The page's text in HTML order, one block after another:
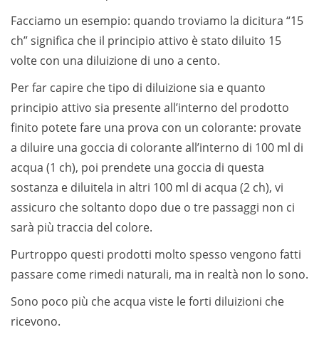
Facciamo un esempio: quando troviamo la dicitura “15
ch” significa che il principio attivo è stato diluito 15
volte con una diluizione di uno a cento.
Per far capire che tipo di diluizione sia e quanto
principio attivo sia presente all’interno del prodotto
finito potete fare una prova con un colorante: provate
a diluire una goccia di colorante all’interno di 100 ml di
acqua (1 ch), poi prendete una goccia di questa
sostanza e diluitela in altri 100 ml di acqua (2 ch), vi
assicuro che soltanto dopo due o tre passaggi non ci
sarà più traccia del colore.
Purtroppo questi prodotti molto spesso vengono fatti
passare come rimedi naturali, ma in realtà non lo sono.
Sono poco più che acqua viste le forti diluizioni che
ricevono.